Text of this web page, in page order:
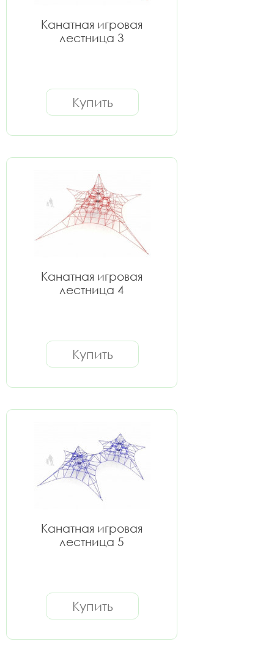
Канатная игровая
лестница 3
Купить
Канатная игровая
лестница 4
Купить
Канатная игровая
лестница 5
Купить